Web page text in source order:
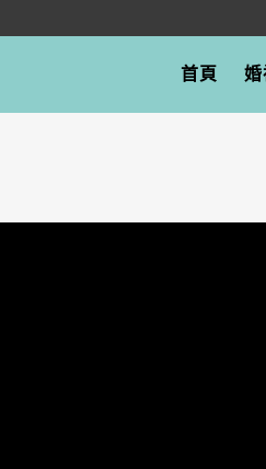
首頁 婚